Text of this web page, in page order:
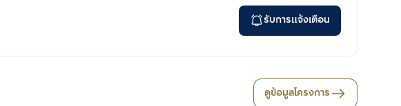
รับการแจ้งเตือน
ดูข้อมูลโครงการ